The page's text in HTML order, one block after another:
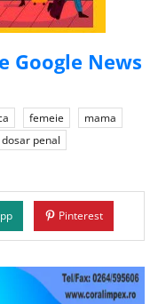
Google News
femeie
mama
dosar penal
Pinterest